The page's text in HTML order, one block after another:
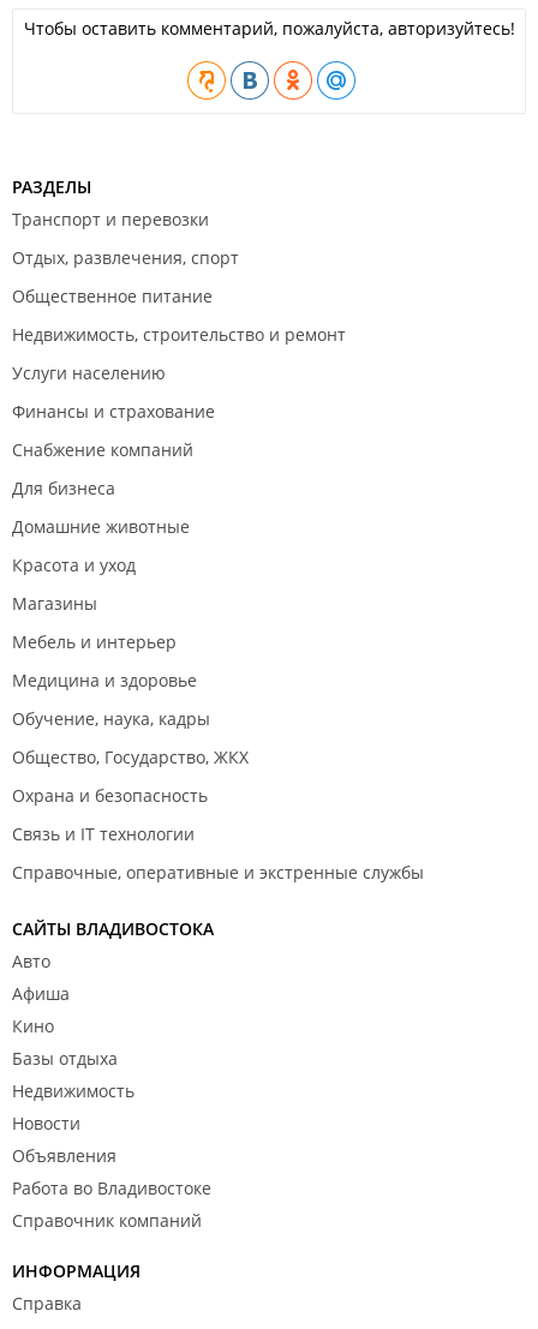
Чтобы оставить комментарий, пожалуйста, авторизуйтесь!
РАЗДЕЛЫ
Транспорт и перевозки
Отдых, развлечения, спорт
Общественное питание
Недвижимость, строительство и ремонт
Услуги населению
Финансы и страхование
Снабжение компаний
Для бизнеса
Домашние животные
Красота и уход
Магазины
Мебель и интерьер
Медицина и здоровье
Обучение, наука, кадры
Общество, Государство, ЖКХ
Охрана и безопасность
Связь и IT технологии
Справочные, оперативные и экстренные службы
САЙТЫ ВЛАДИВОСТОКА
Авто
Афиша
Кино
Базы отдыха
Недвижимость
Новости
Объявления
Работа во Владивостоке
Справочник компаний
ИНФОРМАЦИЯ
Справка